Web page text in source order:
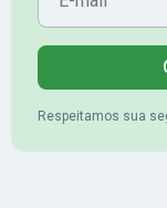
Respeitamos sua